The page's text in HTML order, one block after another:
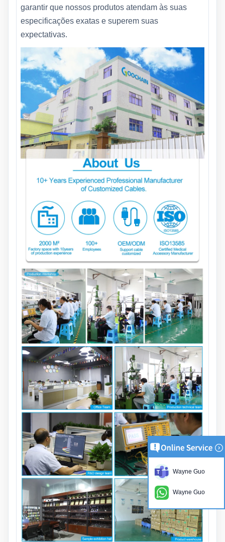
garantir que nossos produtos atendam às suas
especificações exatas e superem suas
expectativas.
Wayne Guo
Wayne Guo